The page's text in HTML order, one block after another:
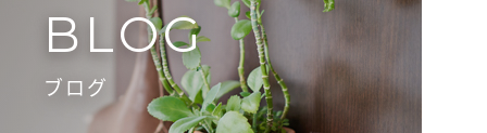
BLOG
ブログ